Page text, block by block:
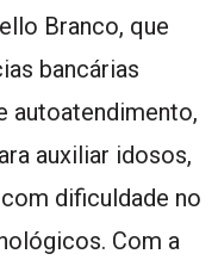
Branco, que
bancárias
autoatendimento,
auxiliar idosos,
dificuldade no
Com a